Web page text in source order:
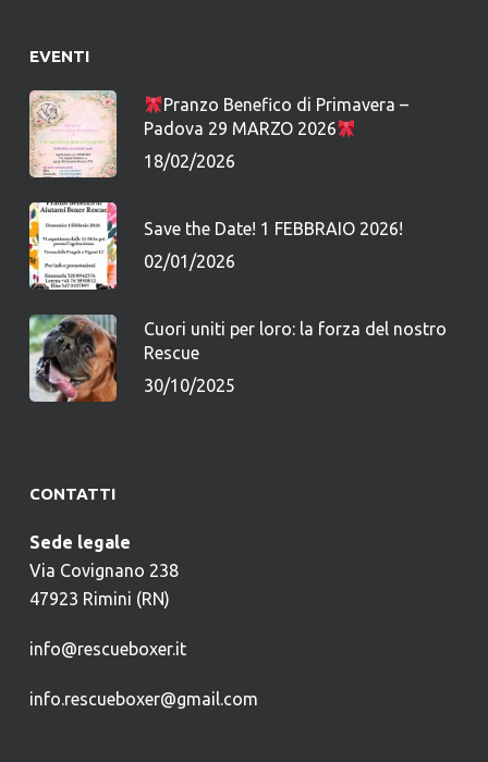
EVENTI
Pranzo Benefico di Primavera –
Padova 29 MARZO 2026
18/02/2026
Save the Date! 1 FEBBRAIO 2026!
02/01/2026
Cuori uniti per loro: la forza del nostro
Rescue
30/10/2025
CONTATTI
Sede legale
Via Covignano 238
47923 Rimini (RN)
info@rescueboxer.it
info.rescueboxer@gmail.com